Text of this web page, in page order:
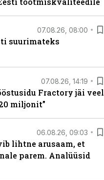
07.08.26, 08:00
suurimateks
07.08.26, 14:19
Fractory jäi veel
miljonit”
06.08.26, 09:03
lihtne arusaam, et
parem. Analüüsid